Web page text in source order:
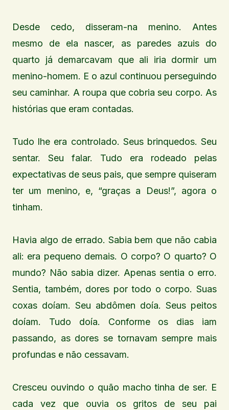
Desde cedo, disseram-na menino. Antes
mesmo de ela nascer, as paredes azuis do
quarto já demarcavam que ali iria dormir um
menino-homem. E o azul continuou perseguindo
seu caminhar. A roupa que cobria seu corpo. As
histórias que eram contadas.
Tudo lhe era controlado. Seus brinquedos. Seu
sentar. Seu falar. Tudo era rodeado pelas
expectativas de seus pais, que sempre quiseram
ter um menino, e, “graças a Deus!”, agora o
tinham.
Havia algo de errado. Sabia bem que não cabia
ali: era pequeno demais. O corpo? O quarto? O
mundo? Não sabia dizer. Apenas sentia o erro.
Sentia, também, dores por todo o corpo. Suas
coxas doíam. Seu abdômen doía. Seus peitos
doíam. Tudo doía. Conforme os dias iam
passando, as dores se tornavam sempre mais
profundas e não cessavam.
Cresceu ouvindo o quão macho tinha de ser. E
cada vez que ouvia os gritos de seu pai